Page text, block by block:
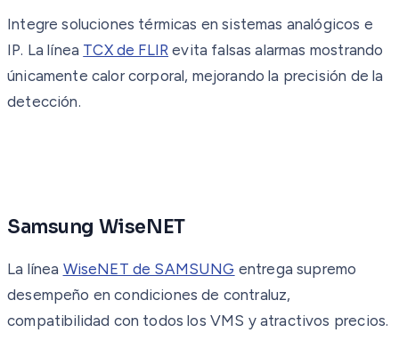
Integre soluciones térmicas en sistemas analógicos e
IP. La línea TCX de FLIR evita falsas alarmas mostrando
únicamente calor corporal, mejorando la precisión de la
detección.
Samsung WiseNET
La línea WiseNET de SAMSUNG entrega supremo
desempeño en condiciones de contraluz,
compatibilidad con todos los VMS y atractivos precios.